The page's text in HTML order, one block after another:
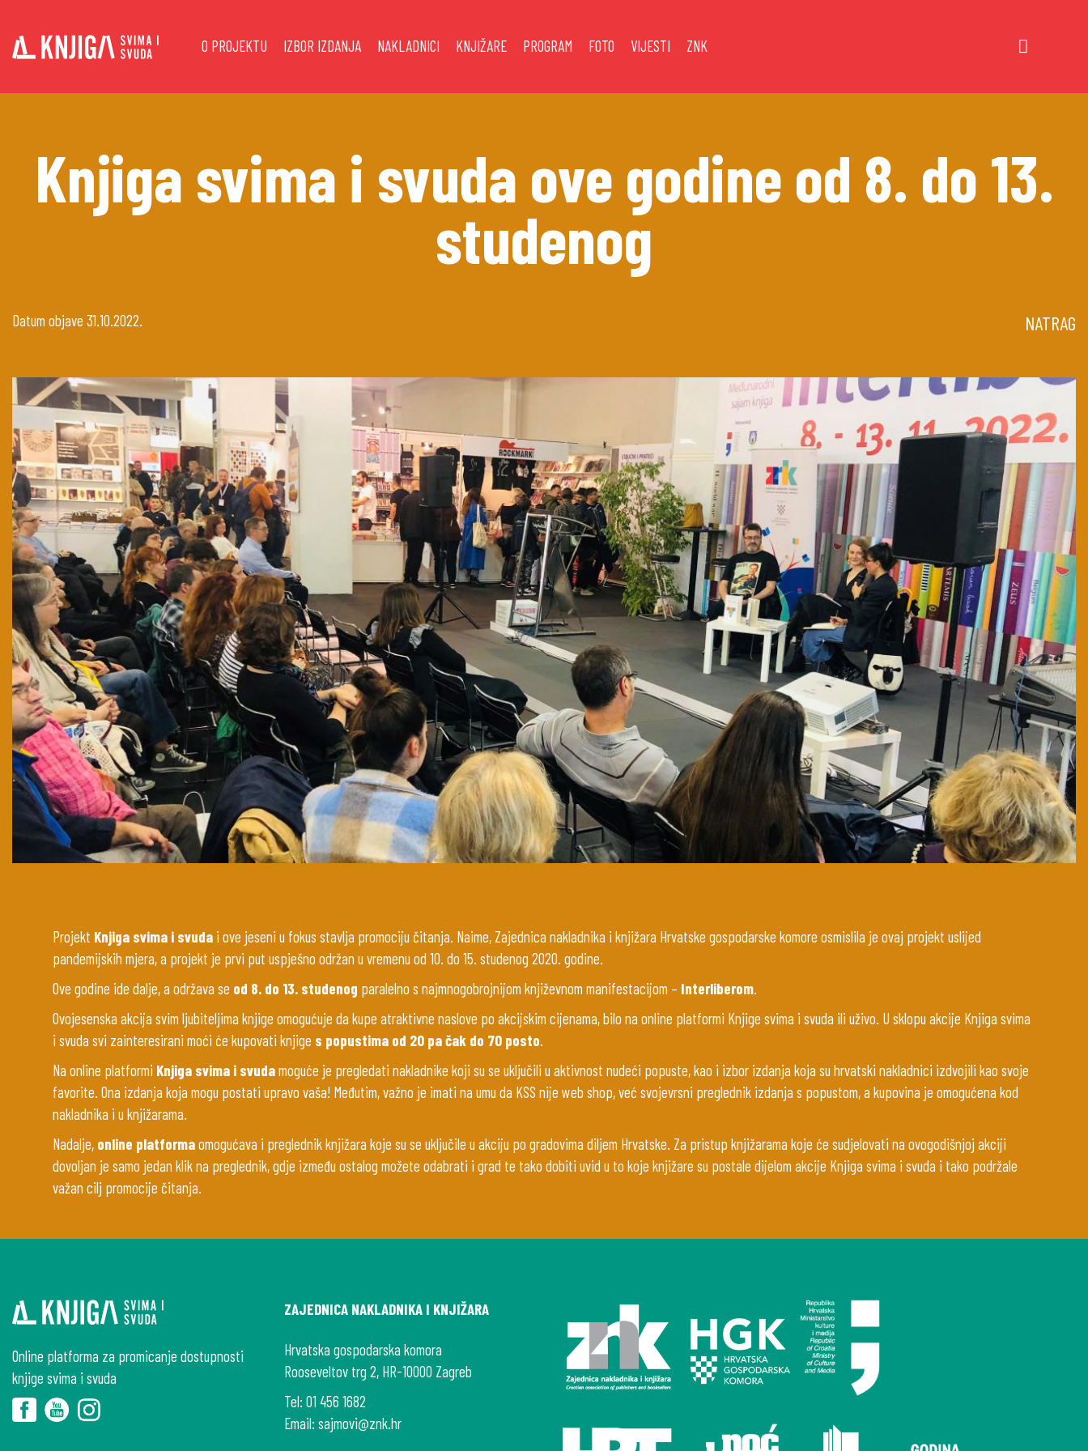
main
navigation
O PROJEKTU IZBOR IZDANJA NAKLADNICI KNJIŽARE PROGRAM FOTO VIJESTI ZNK
Knjiga svima i svuda ove godine od 8. do 13.
studenog
Datum objave 31.10.2022. NATRAG
Projekt Knjiga svima i svuda i ove jeseni u fokus stavlja promociju čitanja. Naime, Zajednica nakladnika i knjižara Hrvatske gospodarske komore osmislila je ovaj projekt uslijed
pandemijskih mjera, a projekt je prvi put uspješno održan u vremenu od 10. do 15. studenog 2020. godine.
Ove godine ide dalje, a održava se od 8. do 13. studenog paralelno s najmnogobrojnijom književnom manifestacijom – Interliberom.
Ovojesenska akcija svim ljubiteljima knjige omogućuje da kupe atraktivne naslove po akcijskim cijenama, bilo na online platformi Knjige svima i svuda ili uživo. U sklopu akcije Knjiga svima
i svuda svi zainteresirani moći će kupovati knjige s popustima od 20 pa čak do 70 posto.
Na online platformi Knjiga svima i svudamoguće je pregledati nakladnike koji su se uključili u aktivnost nudeći popuste, kao i izbor izdanja koja su hrvatski nakladnici izdvojili kao svoje
favorite. Ona izdanja koja mogu postati upravo vaša! Međutim, važno je imati na umu da KSS nije web shop, već svojevrsni preglednik izdanja s popustom, a kupovina je omogućena kod
nakladnika i u knjižarama.
Nadalje, online platformaomogućava i preglednik knjižara koje su se uključile u akciju po gradovima diljem Hrvatske. Za pristup knjižarama koje će sudjelovati na ovogodišnjoj akciji
dovoljan je samo jedan klik na preglednik, gdje između ostalog možete odabrati i grad te tako dobiti uvid u to koje knjižare su postale dijelom akcije Knjiga svima i svuda i tako podržale
važan cilj promocije čitanja.
Online platforma za promicanje dostupnosti
knjige svima i svuda
ZAJEDNICA NAKLADNIKA I KNJIŽARA
Hrvatska gospodarska komora
Rooseveltov trg 2, HR-10000 Zagreb
Tel: 01 456 1682
Email: sajmovi@znk.hr